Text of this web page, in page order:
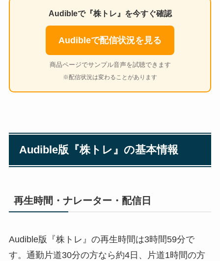
Audibleで『株トレ』を今すぐ確認
Audibleで配信状況を見る
商品ページでサンプル音声を試聴できます
※配信状況は変わることがあります
Audible版『株トレ』の基本情報
再生時間・ナレーター・配信日
Audible版『株トレ』の再生時間は3時間59分で
す。通勤片道30分の方なら約4日、片道1時間の方